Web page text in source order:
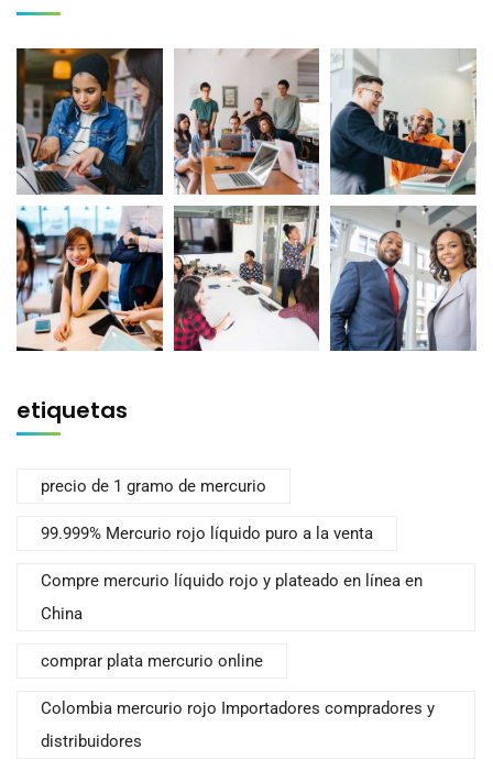
etiquetas
precio de 1 gramo de mercurio
99.999% Mercurio rojo líquido puro a la venta
Compre mercurio líquido rojo y plateado en línea en
China
comprar plata mercurio online
Colombia mercurio rojo Importadores compradores y
distribuidores